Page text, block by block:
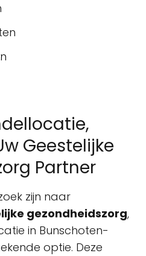
Geestelijke
Partner
zijn naar
gezondheidszorg,
in Bunschoten-
optie. Deze